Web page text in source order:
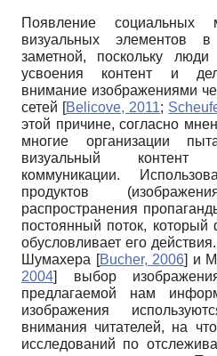
Появление социальных
визуальных элементов
заметной, поскольку
усвоения контент и
внимание изображениями
сетей [Belicove, 2011;
этой причине, согласно
многие организации
визуальный
коммуникации.
продуктов
распространения
постоянный поток,
обусловливает его
Шумахера [Bucher, 2006] и
2004]
выбор
предлагаемой нам
изображения
внимания читателей, на
исследований по